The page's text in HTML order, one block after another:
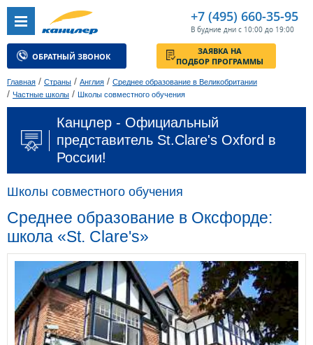
+7 (495) 660-35-95
В будние дни с 10:00 до 19:00
ОБРАТНЫЙ ЗВОНОК
ЗАЯВКА НА
ПОДБОР ПРОГРАММЫ
Главная / Страны / Англия / Среднее образование в Великобритании
/ Частные школы / Школы совместного обучения
Канцлер - Официальный
представитель St.Clare's Oxford в
России!
Школы совместного обучения
Среднее образование в Оксфорде:
школа «St. Clare's»